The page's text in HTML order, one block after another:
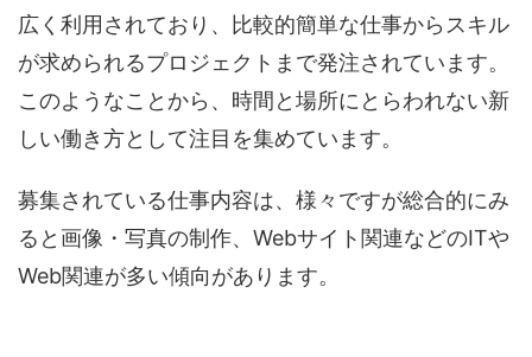
広く利用されており、比較的簡単な仕事からスキル
が求められるプロジェクトまで発注されています。
このようなことから、時間と場所にとらわれない新
しい働き方として注目を集めています。
募集されている仕事内容は、様々ですが総合的にみ
ると画像・写真の制作、Webサイト関連などのITや
Web関連が多い傾向があります。